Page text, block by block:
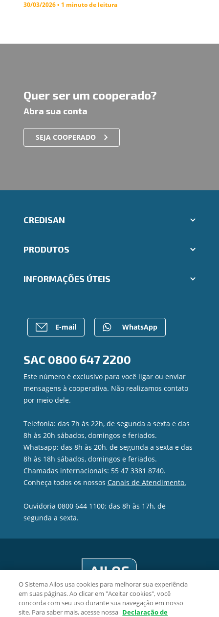
30/03/2026 • 1 minuto de leitura
Quer ser um cooperado?
Abra sua conta
SEJA COOPERADO
CREDISAN
Trabalhe Conosco
Notícias
Mapa do site
PRODUTOS
Consórcios
Para empresas
INFORMAÇÕES ÚTEIS
Caixa Eletrônico
Regularização de dívidas
Canal de Ética
E-mail WhatsApp
SAC 0800 647 2200
Este número é exclusivo para você ligar ou enviar
mensagens à cooperativa. Não realizamos contato
por meio dele.
Telefonia: das 7h às 22h, de segunda a sexta e das
8h às 20h sábados, domingos e feriados.
Whatsapp: das 8h às 20h, de segunda a sexta e das
8h às 18h sábados, domingos e feriados.
Chamadas internacionais: 55 47 3381 8740.
Conheça todos os nossos Canais de Atendimento.
Ouvidoria 0800 644 1100: das 8h às 17h, de
segunda a sexta.
O Sistema Ailos usa cookies para melhorar sua experiência
em suas páginas. Ao clicar em "Aceitar cookies", você
concorda com seu uso durante sua navegação em nosso
site. Para saber mais, acesse nossa Declaração de